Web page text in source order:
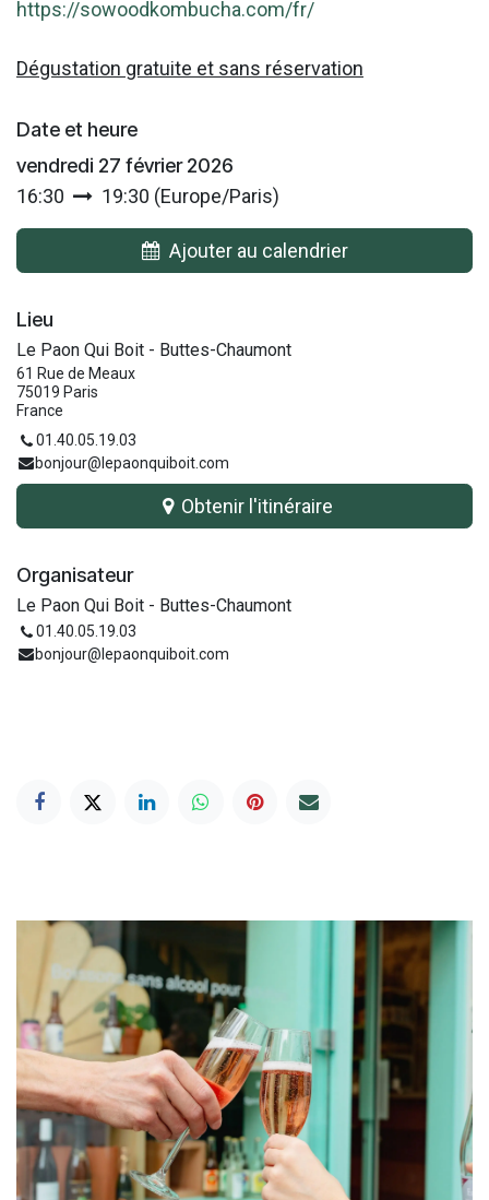
https://sowoodkombucha.com/fr/
Dégustation gratuite et sans réservation
Date et heure
vendredi 27 février 2026
16:30
19:30 (Europe/Paris)
Ajouter au calendrier
Lieu
Le Paon Qui Boit - Buttes-Chaumont
61 Rue de Meaux
75019 Paris
France
01.40.05.19.03
bonjour@lepaonquiboit.com
Obtenir l'itinéraire
Organisateur
Le Paon Qui Boit - Buttes-Chaumont
01.40.05.19.03
bonjour@lepaonquiboit.com